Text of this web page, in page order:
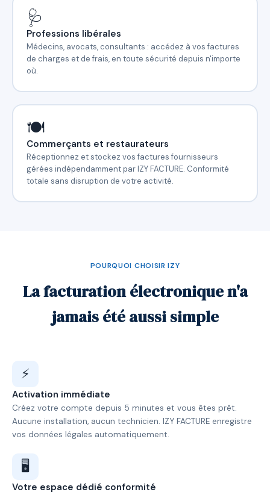
🩺
Professions libérales
Médecins, avocats, consultants : accédez à vos factures
de charges et de frais, en toute sécurité depuis n'importe
où.
🍽️
Commerçants et restaurateurs
Réceptionnez et stockez vos factures fournisseurs
gérées indépendamment par IZY FACTURE. Conformité
totale sans disruption de votre activité.
POURQUOI CHOISIR IZY
La facturation électronique n'a
jamais été aussi simple
⚡
Activation immédiate
Créez votre compte depuis 5 minutes et vous êtes prêt.
Aucune installation, aucun technicien. IZY FACTURE enregistre
vos données légales automatiquement.
🖥️
Votre espace dédié conformité